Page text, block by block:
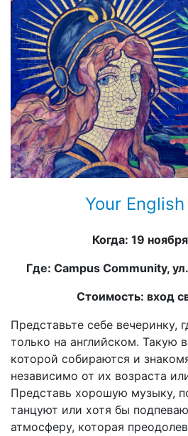
Your
Когда: 19
Где: Campus Community,
Стоимость: вход
Представьте себе вечеринку,
только на английском. Такую
которой собираются и
независимо от их возраста
Представь хорошую музыку,
танцуют или хотя бы
атмосферу, которая